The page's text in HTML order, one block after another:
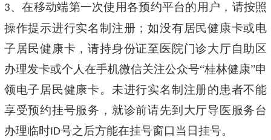
3、在移动端第一次使用各预约平台的用户，请按照
操作提示进行实名制注册；如没有居民健康卡或电
子居民健康卡，请持身份证至医院门诊大厅自助区
办理发卡或个人在手机微信关注公众号“桂林健康”申
领电子居民健康卡。未进行实名制注册的患者不能
享受预约挂号服务，就诊前请先到大厅导医服务台
办理临时ID号之后方能在挂号窗口当日挂号。